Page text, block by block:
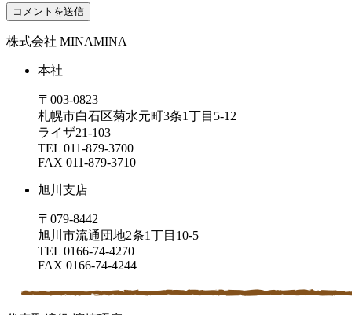
株式会社 MINAMINA
本社
〒003-0823
札幌市白石区菊水元町3条1丁目5-12
ライザ21-103
TEL 011-879-3700
FAX 011-879-3710
旭川支店
〒079-8442
旭川市流通団地2条1丁目10-5
TEL 0166-74-4270
FAX 0166-74-4244